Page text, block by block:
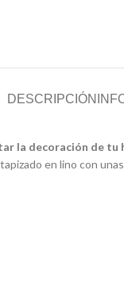
DESCRIPCIÓN
la decoración de tu
en lino con